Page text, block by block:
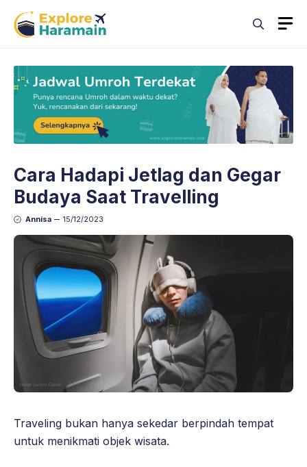
content
Cara Hadapi Jetlag dan Gegar
Budaya Saat Travelling
Annisa 15/12/2023
Traveling bukan hanya sekedar berpindah tempat
untuk menikmati objek wisata.